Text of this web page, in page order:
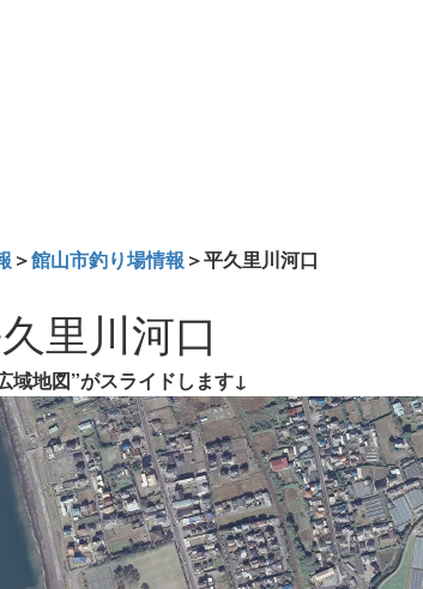
＞館山市釣り場情報 ＞平久里川河口
里川河口
域地図”がスライドします↓